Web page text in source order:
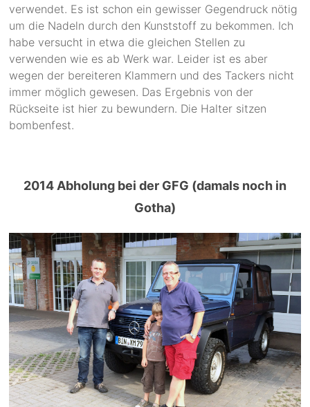
verwendet. Es ist schon ein gewisser Gegendruck nötig
um die Nadeln durch den Kunststoff zu bekommen. Ich
habe versucht in etwa die gleichen Stellen zu
verwenden wie es ab Werk war. Leider ist es aber
wegen der bereiteren Klammern und des Tackers nicht
immer möglich gewesen. Das Ergebnis von der
Rückseite ist hier zu bewundern. Die Halter sitzen
bombenfest.
2014 Abholung bei der GFG (damals noch in
Gotha)